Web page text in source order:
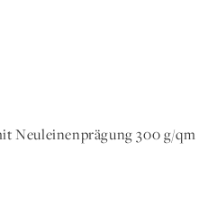
Neuleinenprägung 300 g/qm